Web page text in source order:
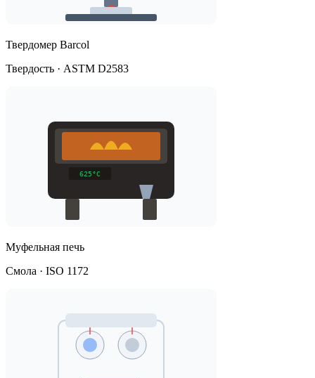
Твердомер Barcol
Твердость · ASTM D2583
Муфельная печь
Смола · ISO 1172